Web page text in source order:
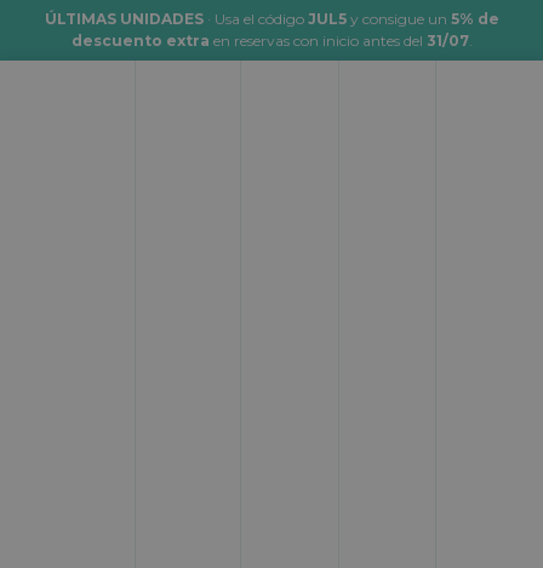
ÚLTIMAS UNIDADES· Usa el código JUL5y consigue un 5% de
descuento extra en reservas con inicio antes del 31/07.